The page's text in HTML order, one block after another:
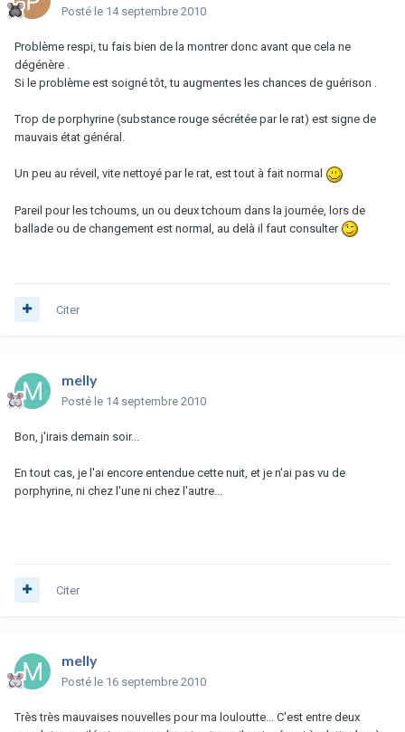
Posté le 14 septembre 2010
Problème respi, tu fais bien de la montrer donc avant que cela ne
dégénère .
Si le problème est soigné tôt, tu augmentes les chances de guérison .
Trop de porphyrine (substance rouge sécrétée par le rat) est signe de
mauvais état général.
Un peu au réveil, vite nettoyé par le rat, est tout à fait normal
Pareil pour les tchoums, un ou deux tchoum dans la journée, lors de
ballade ou de changement est normal, au delà il faut consulter
Citer
melly
Posté le 14 septembre 2010
Bon, j'irais demain soir...
En tout cas, je l'ai encore entendue cette nuit, et je n'ai pas vu de
porphyrine, ni chez l'une ni chez l'autre...
Citer
melly
Posté le 16 septembre 2010
Très très mauvaises nouvelles pour ma louloutte... C'est entre deux